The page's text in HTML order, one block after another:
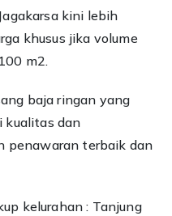
kini lebih
khusus jika volume
m2.
baja ringan yang
kualitas dan
penawaran terbaik dan
kelurahan : Tanjung